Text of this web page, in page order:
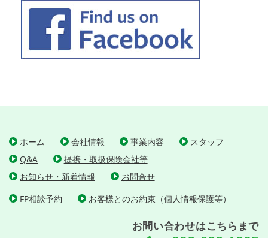
ホーム 会社情報 事業内容
スタッフ
Q&A
提携・取扱保険会社等
お知らせ・新着情報
お問合せ
FP相談予約
お客様とのお約束（個人情報保護等）
お問い合わせはこちらまで